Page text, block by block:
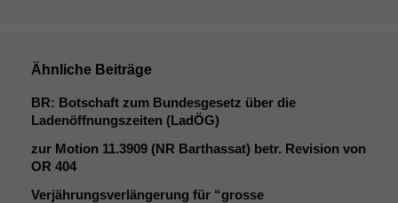
Ähnliche Beiträge
BR: Botschaft zum Bundesgesetz über die
Ladenöffnungszeiten (LadÖG)
zur Motion 11.3909 (NR Barthassat) betr. Revision von
OR 404
Verjährungsverlängerung für “grosse